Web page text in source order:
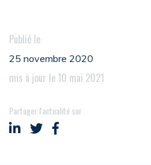
Publié le
25 novembre 2020
mis à jour le 10 mai 2021
Partager l'actualité sur
Partager sur LinkedIn
Partager sur Twitter
Partager sur Facebook